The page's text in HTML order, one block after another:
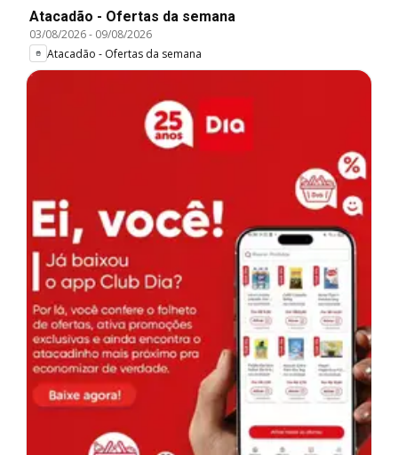
Atacadão - Ofertas da semana
03/08/2026- 09/08/2026
Atacadão - Ofertas da semana